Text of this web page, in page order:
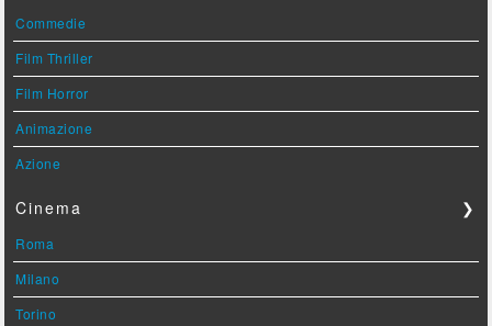
Commedie
Film Thriller
Film Horror
Animazione
Azione
Cinema ❯
Roma
Milano
Torino